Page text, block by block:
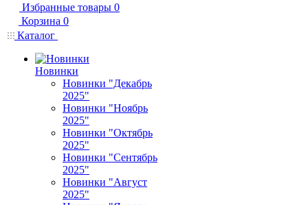
Избранные товары 0
Корзина 0
Каталог
Новинки
Новинки "Декабрь
2025"
Новинки "Ноябрь
2025"
Новинки "Октябрь
2025"
Новинки "Сентябрь
2025"
Новинки "Август
2025"